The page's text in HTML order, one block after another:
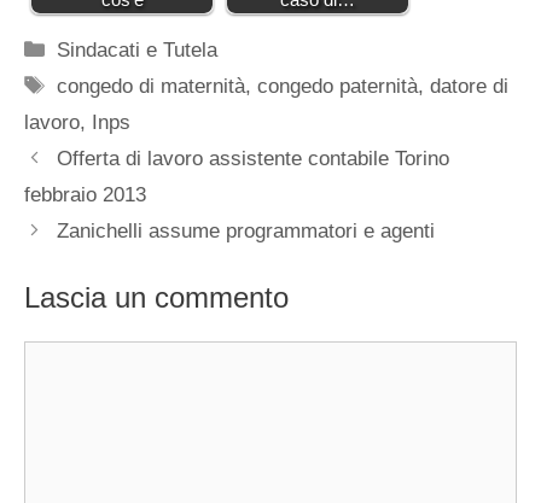
Categorie
Sindacati e Tutela
Tag
congedo di maternità,congedo paternità,datore di
lavoro,
Inps
Offerta di lavoro assistente contabile Torino
febbraio 2013
Zanichelli assume programmatori e agenti
Lascia un commento